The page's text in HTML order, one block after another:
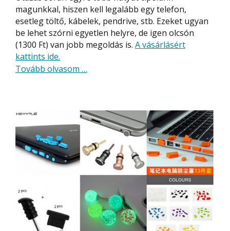
magunkkal, hiszen kell legalább egy telefon,
esetleg töltő, kábelek, pendrive, stb. Ezeket ugyan
be lehet szórni egyetlen helyre, de igen olcsón
(1300 Ft) van jobb megoldás is. A vásárlásért
kattints ide.
Tovább olvasom about
adapter
olcsón
…